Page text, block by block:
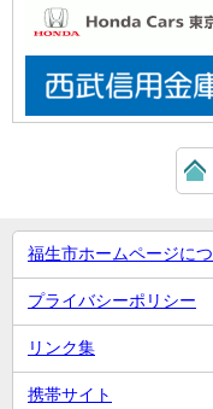
福生市ホームページに
プライバシーポリシー
リンク集
携帯サイト